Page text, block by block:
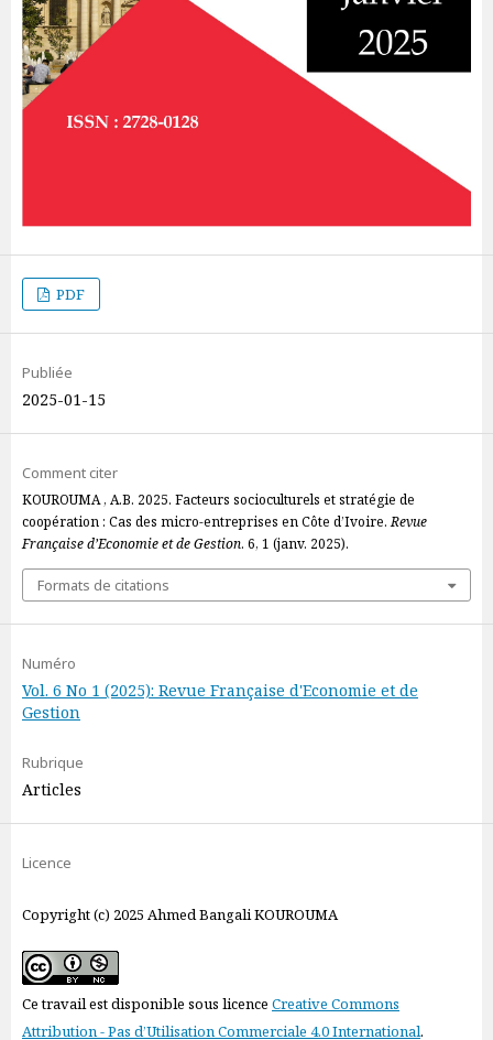
PDF
Publiée
2025-01-15
Comment citer
KOUROUMA , A.B. 2025. Facteurs socioculturels et stratégie de
coopération : Cas des micro-entreprises en Côte d’Ivoire.Revue
Française d’Economie et de Gestion. 6, 1 (janv. 2025).
Formats de citations
Numéro
Vol. 6 No 1 (2025): Revue Française d'Economie et de
Gestion
Rubrique
Articles
Licence
Copyright (c) 2025 Ahmed Bangali KOUROUMA
Ce travail est disponible sous licence Creative Commons
Attribution - Pas d’Utilisation Commerciale 4.0 International.